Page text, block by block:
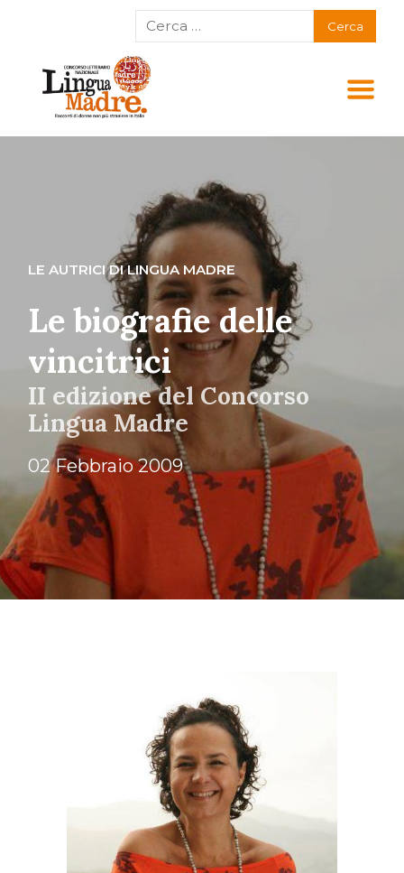
LE AUTRICI DI LINGUA MADRE
Le biografie delle
vincitrici
II edizione del Concorso
Lingua Madre
02 Febbraio 2009